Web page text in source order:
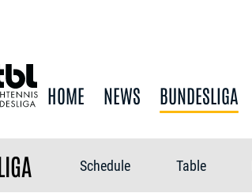
HOME NEWS BUNDESLIGA
Schedule Table